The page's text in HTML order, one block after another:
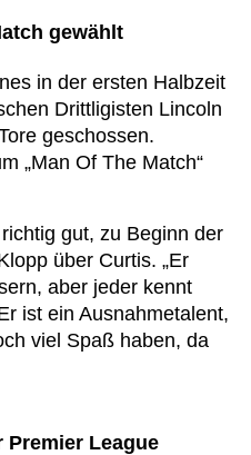
gewählt
in der ersten Halbzeit
Drittligisten Lincoln
geschossen.
„Man Of The Match“
gut, zu Beginn der
über Curtis. „Er
aber jeder kennt
ist ein Ausnahmetalent,
viel Spaß haben, da
Premier League